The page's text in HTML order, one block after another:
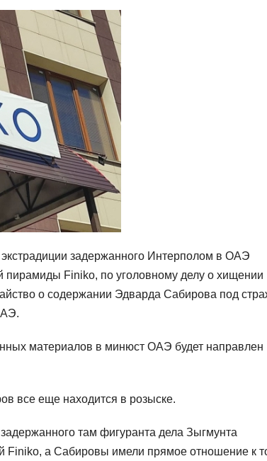
задержанного Интерполом в ОАЭ
пирамиды Finiko, по уголовному делу о хищении
о содержании Эдварда Сабирова под
материалов в минюст ОАЭ будет направлен
все еще находится в розыске.
там фигуранта дела Зыгмунта
Finiko, а Сабировы имели прямое отношение к